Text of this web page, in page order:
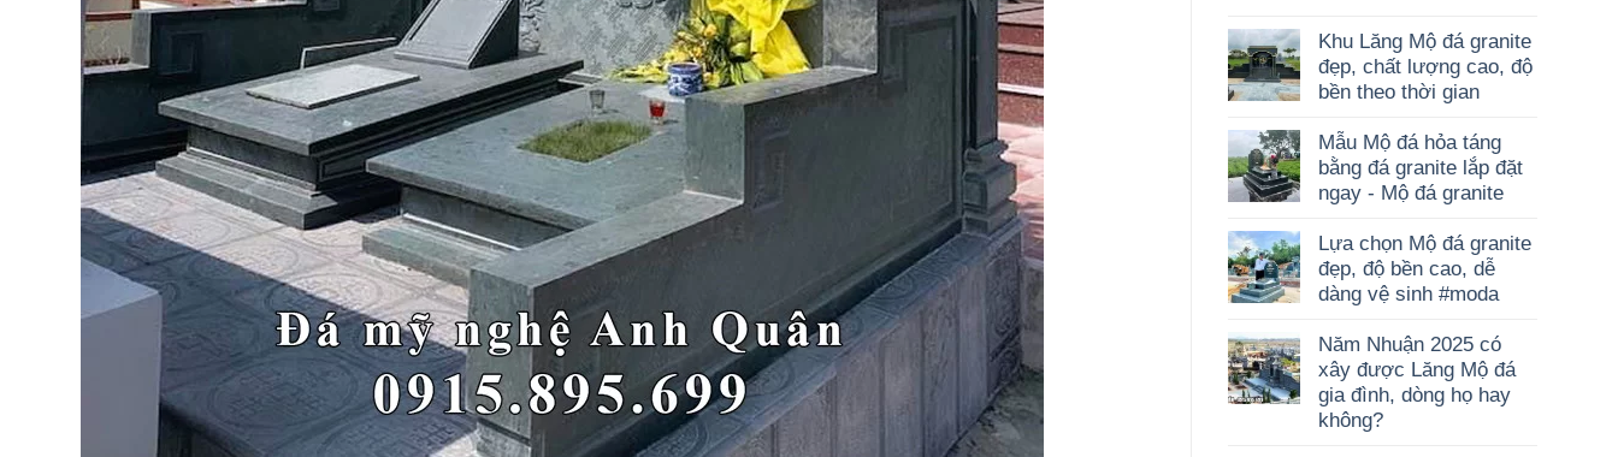
Khu Lăng Mộ đá granite
đẹp, chất lượng cao, độ
bền theo thời gian
Mẫu Mộ đá hỏa táng
bằng đá granite lắp đặt
ngay - Mộ đá granite
Lựa chọn Mộ đá granite
đẹp, độ bền cao, dễ
dàng vệ sinh #moda
Năm Nhuận 2025 có
xây được Lăng Mộ đá
gia đình, dòng họ hay
không?